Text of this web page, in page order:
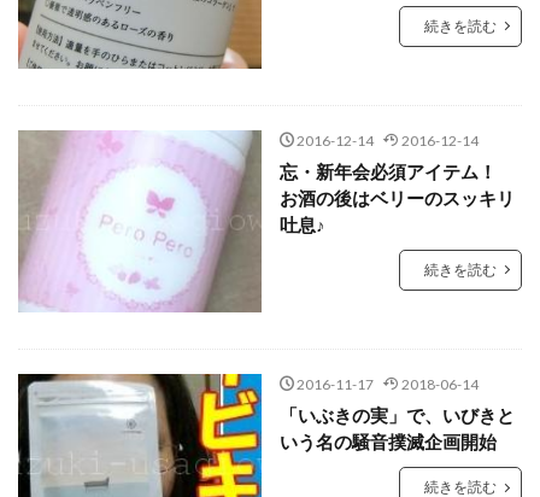
続きを読む
2016-12-14 2016-12-14
忘・新年会必須アイテム！
お酒の後はベリーのスッキリ
吐息♪
続きを読む
2016-11-17 2018-06-14
「いぶきの実」で、いびきと
いう名の騒音撲滅企画開始
続きを読む